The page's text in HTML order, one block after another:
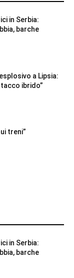
in Serbia:
barche
a Lipsia:
ibrido”
treni”
in Serbia:
barche